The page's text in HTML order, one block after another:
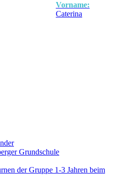
Vorname:
Caterina
Grundschule
der Gruppe 1-3 Jahren beim